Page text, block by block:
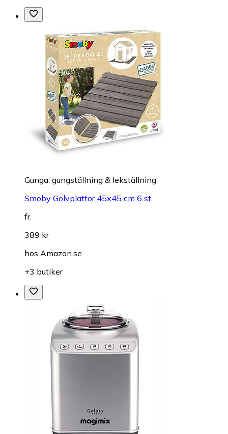
Gunga, gungställning & lekställning
Smoby Golvplattor 45x45 cm 6 st
fr.
389 kr
hos Amazon.se
+3 butiker